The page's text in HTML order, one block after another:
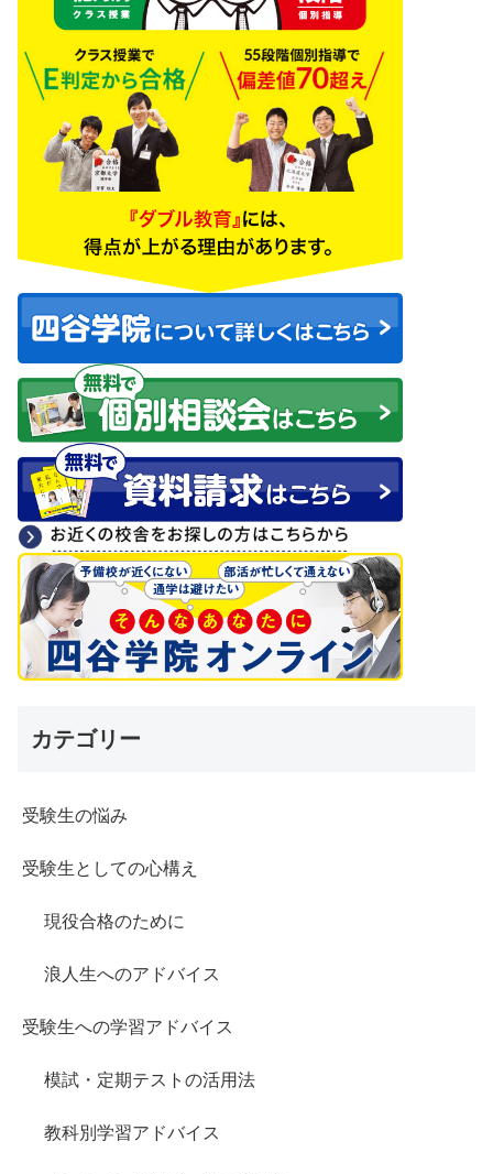
カテゴリー
受験生の悩み
受験生としての心構え
現役合格のために
浪人生へのアドバイス
受験生への学習アドバイス
模試・定期テストの活用法
教科別学習アドバイス